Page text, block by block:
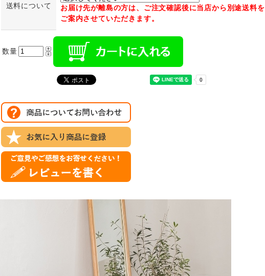
送料について
お届け先が離島の方は、ご注文確認後に当店から別途送料を
ご案内させていただきます。
数量